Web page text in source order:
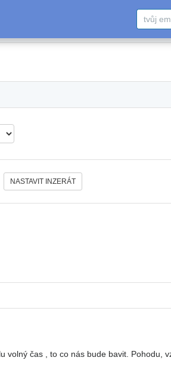
NASTAVIT INZERÁT
volný čas , to co nás bude bavit. Pohodu,